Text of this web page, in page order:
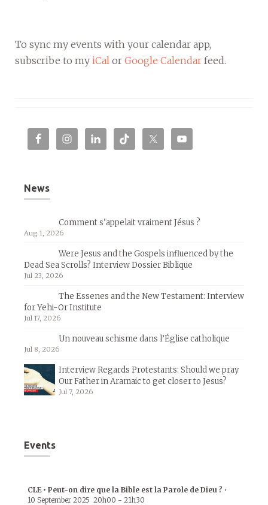
To sync my events with your calendar app,
subscribe to my iCal or Google Calendar feed.
News
Comment s’appelait vraiment Jésus ?
Aug 1, 2026
Were Jesus and the Gospels influenced by the
Dead Sea Scrolls? Interview Dossier Biblique
Jul 23, 2026
The Essenes and the New Testament: Interview
for Yehi-Or Institute
Jul 17, 2026
Un nouveau schisme dans l’Église catholique
Jul 8, 2026
Interview Regards Protestants: Should we pray
Our Father in Aramaic to get closer to Jesus?
Jul 7, 2026
Events
CLE • Peut-on dire que la Bible est la Parole de Dieu ? •
10 September 2025 20h00 - 21h30